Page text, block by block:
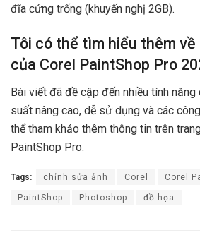
đĩa cứng trống (khuyến nghị 2GB).
Tôi có thể tìm hiểu thêm
của Corel PaintShop Pro
Bài viết đã đề cập đến nhiều tính năng
suất nâng cao, dễ sử dụng và các
thể tham khảo thêm thông tin trên
PaintShop Pro.
Tags: chỉnh sửa ảnh Corel Corel
PaintShop Photoshop đồ họa